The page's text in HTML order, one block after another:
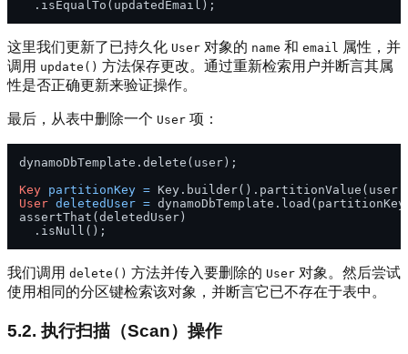
这里我们更新了已持久化 User 对象的 name 和 email 属性，并
调用 update() 方法保存更改。通过重新检索用户并断言其属
性是否正确更新来验证操作。
最后，从表中删除一个 User 项：
dynamoDbTemplate.delete(user);
Key partitionKey =
User deletedUser =
assertThat(deletedUser)
我们调用 delete() 方法并传入要删除的 User 对象。然后尝试
使用相同的分区键检索该对象，并断言它已不存在于表中。
5.2. 执行扫描（Scan）操作